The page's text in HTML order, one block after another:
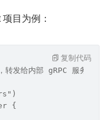
目为例：
发给内部 gRPC 服务
{
复制代码